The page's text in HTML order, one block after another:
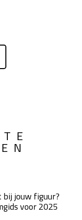
bij jouw figuur?
voor 2025